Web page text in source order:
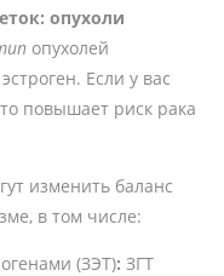
опухоли
опухолей
Если у вас
повышает риск рака
изменить баланс
в том числе:
(ЗЭТ): ЗГТ